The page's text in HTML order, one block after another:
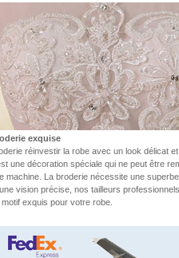
exquise
réinvestir la robe avec un look délicat et
une décoration spéciale qui ne peut être
machine. La broderie nécessite une
vision précise, nos tailleurs
motif exquis pour votre robe.